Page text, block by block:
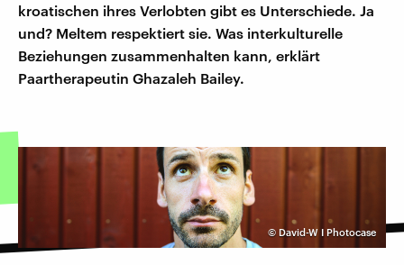
kroatischen ihres Verlobten gibt es Unterschiede. Ja
und? Meltem respektiert sie. Was interkulturelle
Beziehungen zusammenhalten kann, erklärt
Paartherapeutin Ghazaleh Bailey.
© David-W I Photocase